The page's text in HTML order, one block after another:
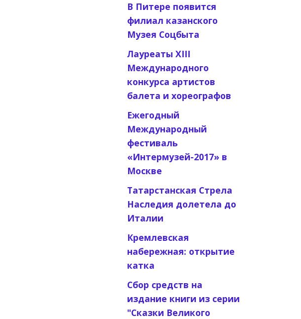
В Питере появится
филиал казанского
Музея Соцбыта
Лауреаты XIII
Международного
конкурса артистов
балета и хореографов
Ежегодный
Международный
фестиваль
«Интермузей-2017» в
Москве
Татарстанская Стрела
Наследия долетела до
Италии
Кремлевская
набережная: открытие
катка
Сбор средств на
издание книги из серии
"Сказки Великого